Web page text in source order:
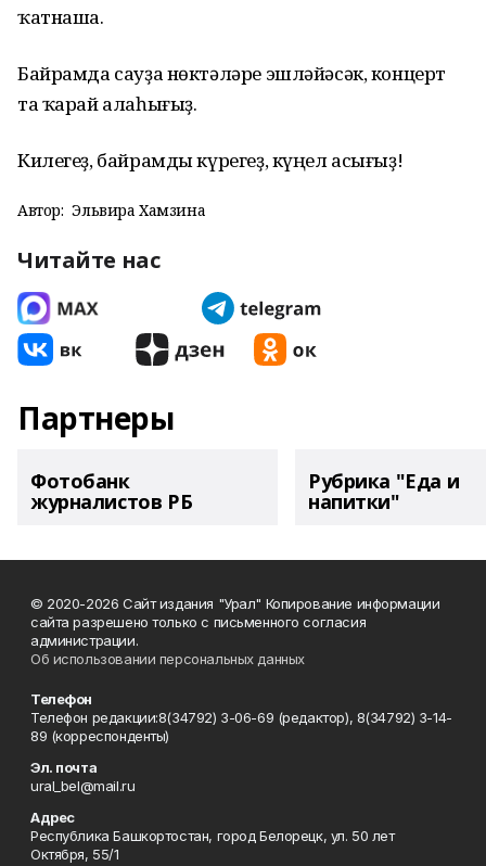
ҡатнаша.
Байрамда сауҙа нөктәләре эшләйәсәк, концерт
та ҡарай алаһығыҙ.
Килегеҙ, байрамды күрегеҙ, күңел асығыҙ!
Автор: Эльвира Хамзина
Читайте нас
Партнеры
Фотобанк
журналистов РБ
Рубрика "Еда и
напитки"
© 2020-2026 Сайт издания "Урал" Копирование информации
сайта разрешено только с письменного согласия
администрации.
Об использовании персональных данных
Телефон
Телефон редакции:8(34792) 3-06-69 (редактор), 8(34792) 3-14-
89 (корреспонденты)
Эл. почта
ural_bel@mail.ru
Адрес
Республика Башкортостан, город Белорецк, ул. 50 лет
Октября, 55/1